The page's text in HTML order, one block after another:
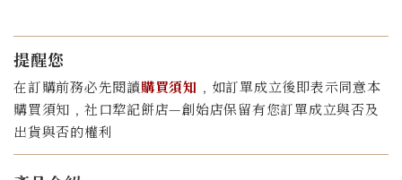
提醒您
在訂購前務必先閱讀購買須知 ﹐如訂單成立後即表示同意本
購買須知﹐社口犂記餅店—創始店保留有您訂單成立與否及
出貨與否的權利